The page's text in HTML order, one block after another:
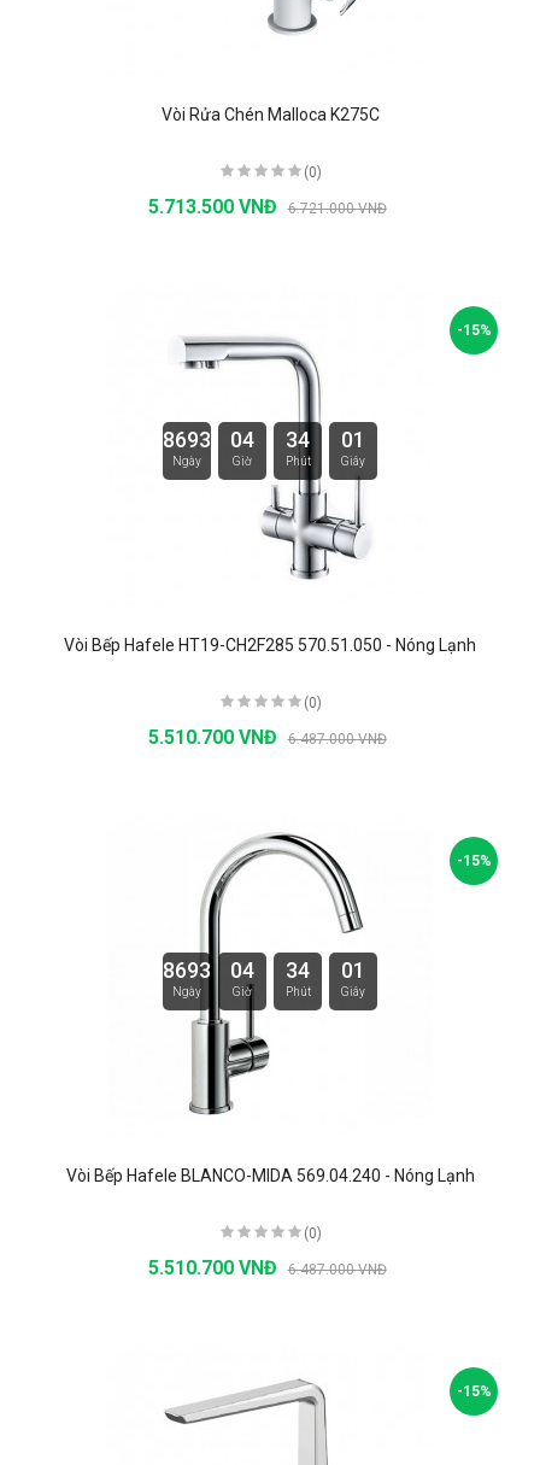
Vòi Rửa Chén Malloca K275C
(0)
5.713.500 VNĐ 6.721.000 VNĐ
8693
Ngày
04
Giờ
34
Phút
00
Giây
-15%
Vòi Bếp Hafele HT19-CH2F285 570.51.050 - Nóng Lạnh
(0)
5.510.700 VNĐ 6.487.000 VNĐ
8693
Ngày
04
Giờ
34
Phút
00
Giây
-15%
Vòi Bếp Hafele BLANCO-MIDA 569.04.240 - Nóng Lạnh
(0)
5.510.700 VNĐ 6.487.000 VNĐ
-15%